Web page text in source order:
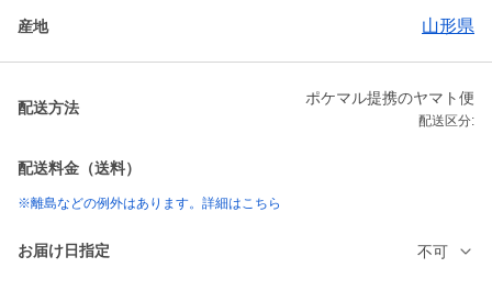
産地 山形県
配送方法
ポケマル提携のヤマト便
配送区分:
配送料金（送料）
※離島などの例外はあります。詳細はこちら
お届け日指定 不可